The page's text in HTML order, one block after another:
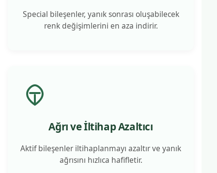
Special bileşenler, yanık sonrası oluşabilecek
renk değişimlerini en aza indirir.
Ağrı ve İltihap Azaltıcı
Aktif bileşenler iltihaplanmayı azaltır ve yanık
ağrısını hızlıca hafifletir.